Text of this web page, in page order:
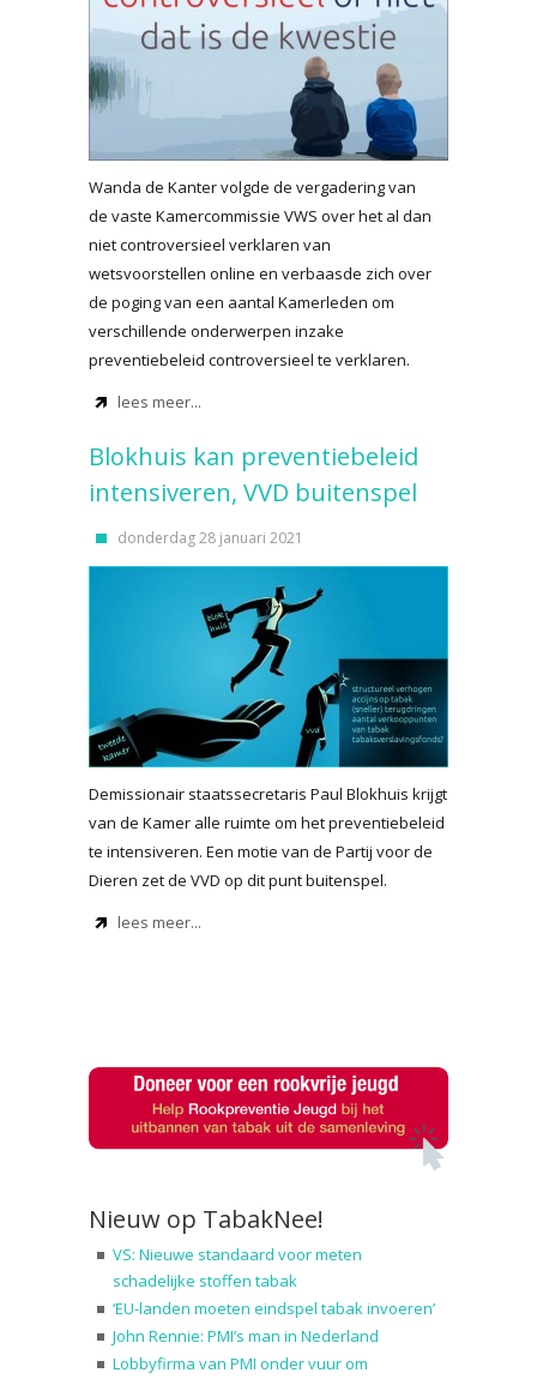
Wanda de Kanter volgde de vergadering van
de vaste Kamercommissie VWS over het al dan
niet controversieel verklaren van
wetsvoorstellen online en verbaasde zich over
de poging van een aantal Kamerleden om
verschillende onderwerpen inzake
preventiebeleid controversieel te verklaren.
lees meer...
Blokhuis kan preventiebeleid
intensiveren, VVD buitenspel
donderdag 28 januari 2021
Demissionair staatssecretaris Paul Blokhuis krijgt
van de Kamer alle ruimte om het preventiebeleid
te intensiveren. Een motie van de Partij voor de
Dieren zet de VVD op dit punt buitenspel.
lees meer...
Nieuw op TabakNee!
VS: Nieuwe standaard voor meten
schadelijke stoffen tabak
‘EU-landen moeten eindspel tabak invoeren’
John Rennie: PMI’s man in Nederland
Lobbyfirma van PMI onder vuur om